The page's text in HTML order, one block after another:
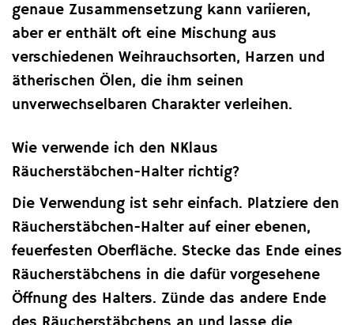
genaue Zusammensetzung kann variieren,
aber er enthält oft eine Mischung aus
verschiedenen Weihrauchsorten, Harzen und
ätherischen Ölen, die ihm seinen
unverwechselbaren Charakter verleihen.
Wie verwende ich den NKlaus
Räucherstäbchen-Halter richtig?
Die Verwendung ist sehr einfach. Platziere den
Räucherstäbchen-Halter auf einer ebenen,
feuerfesten Oberfläche. Stecke das Ende eines
Räucherstäbchens in die dafür vorgesehene
Öffnung des Halters. Zünde das andere Ende